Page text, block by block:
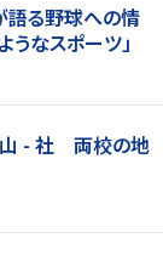
語る野球への情
うなスポーツ」
山 - 社 両校の地